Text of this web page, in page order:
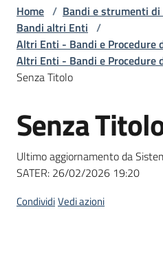
L'Agenzia
Bandi
strumenti
di
acquisto
Home / Bandi e strumenti
Bandi altri Enti /
Altri Enti - Bandi e Procedure
Altri Enti - Bandi e Procedure
Senza Titolo
Salta al contenuto
Senza
Ultimo aggiornamento da
SATER: 26/02/2026 19:20
CondividiVedi azioni